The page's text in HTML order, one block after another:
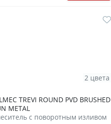
TREVI ROUND PVD BRUSHED
METAL
с поворотным изливом
2 цвета